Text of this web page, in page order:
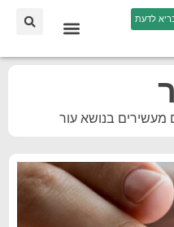
לדעת
מעשירים בנושא עור